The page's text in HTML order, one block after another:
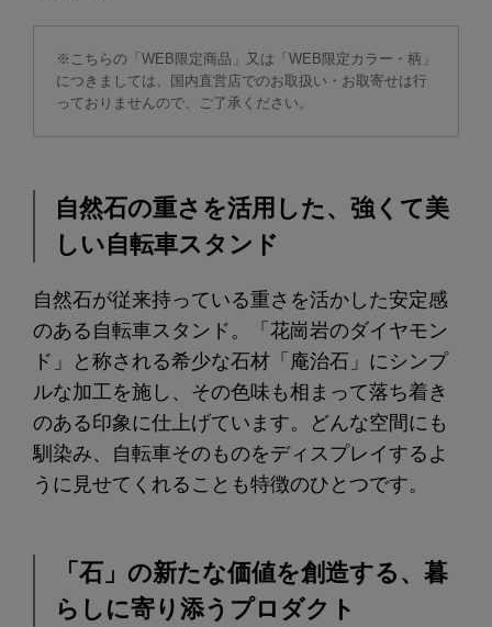
※こちらの「WEB限定商品」又は「WEB限定カラー・柄」
につきましては、国内直営店でのお取扱い・お取寄せは行
っておりませんので、ご了承ください。
自然石の重さを活用した、強くて美
しい自転車スタンド
自然石が従来持っている重さを活かした安定感
のある自転車スタンド。「花崗岩のダイヤモン
ド」と称される希少な石材「庵治石」にシンプ
ルな加工を施し、その色味も相まって落ち着き
のある印象に仕上げています。どんな空間にも
馴染み、自転車そのものをディスプレイするよ
うに見せてくれることも特徴のひとつです。
「石」の新たな価値を創造する、暮
らしに寄り添うプロダクト